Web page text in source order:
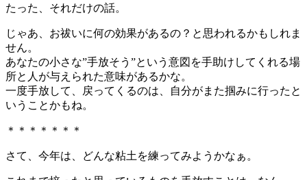
たった、それだけの話。
じゃあ、お祓いに何の効果があるの？と思われるかもしれま
せん。
あなたの小さな”手放そう”という意図を手助けしてくれる場
所と人が与えられた意味があるかな。
一度手放して、戻ってくるのは、自分がまた掴みに行ったと
いうことかもね。
＊＊＊＊＊＊＊
さて、今年は、どんな粘土を練ってみようかなぁ。